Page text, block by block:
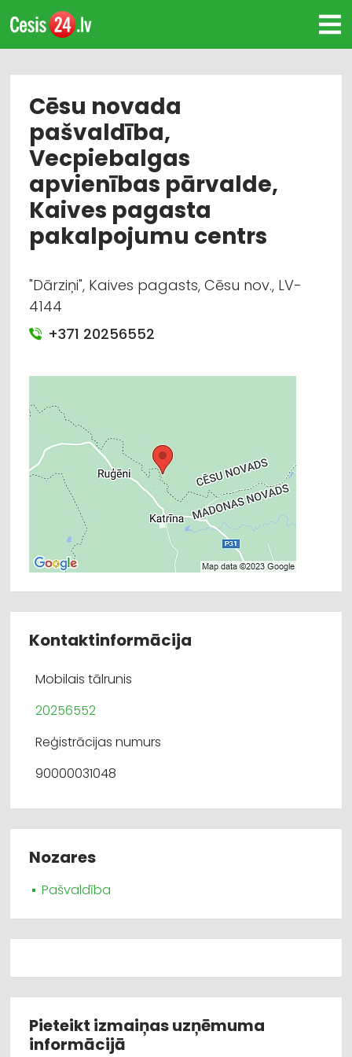
Cēsu novada
pašvaldība,
Vecpiebalgas
apvienības pārvalde,
Kaives pagasta
pakalpojumu centrs
"Dārziņi", Kaives pagasts, Cēsu nov., LV-
4144
+371 20256552
Kontaktinformācija
Mobilais tālrunis
20256552
Reģistrācijas numurs
90000031048
Nozares
Pašvaldība
Pieteikt izmaiņas uzņēmuma
informācijā